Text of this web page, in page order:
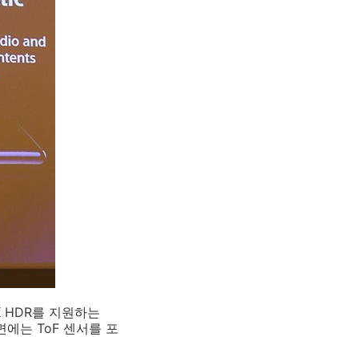
를 지원하는
에는 ToF 센서를 포